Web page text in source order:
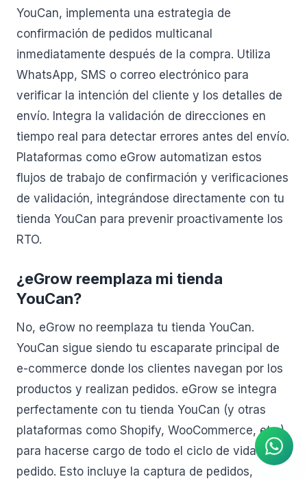
YouCan, implementa una estrategia de
confirmación de pedidos multicanal
inmediatamente después de la compra. Utiliza
WhatsApp, SMS o correo electrónico para
verificar la intención del cliente y los detalles de
envío. Integra la validación de direcciones en
tiempo real para detectar errores antes del envío.
Plataformas como eGrow automatizan estos
flujos de trabajo de confirmación y verificaciones
de validación, integrándose directamente con tu
tienda YouCan para prevenir proactivamente los
RTO.
¿eGrow reemplaza mi tienda
YouCan?
No, eGrow no reemplaza tu tienda YouCan.
YouCan sigue siendo tu escaparate principal de
e-commerce donde los clientes navegan por los
productos y realizan pedidos. eGrow se integra
perfectamente con tu tienda YouCan (y otras
plataformas como Shopify, WooCommerce, etc.)
para hacerse cargo de todo el ciclo de vida post-
pedido. Esto incluye la captura de pedidos,
Agente de IA
Respuestas instantáneas en
WhatsApp